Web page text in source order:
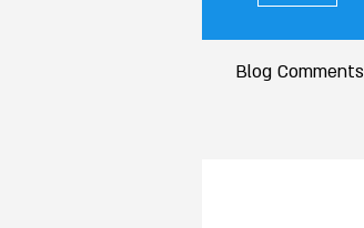
Blog Comments